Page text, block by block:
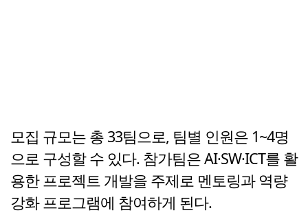
모집 규모는 총 33팀으로, 팀별 인원은 1~4명
으로 구성할 수 있다. 참가팀은 AI·SW·ICT를 활
용한 프로젝트 개발을 주제로 멘토링과 역량
강화 프로그램에 참여하게 된다.